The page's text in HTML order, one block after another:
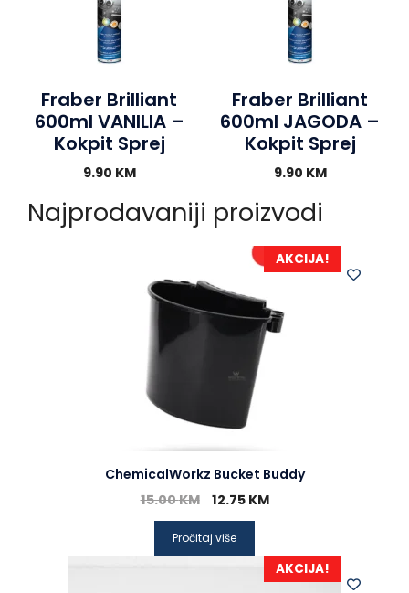
Fraber Brilliant
600ml VANILIA –
Kokpit Sprej
9.90 KM
Fraber Brilliant
600ml JAGODA –
Kokpit Sprej
9.90 KM
Najprodavaniji proizvodi
AKCIJA!
ChemicalWorkz Bucket Buddy
15.00KM 12.75 KM
Pročitaj više
AKCIJA!